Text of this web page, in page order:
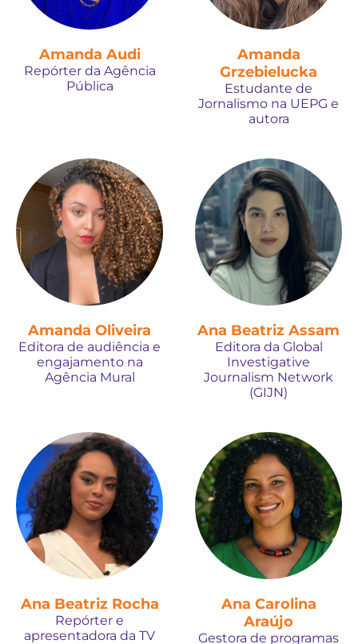
Amanda Audi
Repórter da Agência
Pública
Amanda
Grzebielucka
Estudante de
Jornalismo na UEPG e
autora
Amanda Oliveira
Editora de audiência e
engajamento na
Agência Mural
Ana Beatriz Assam
Editora da Global
Investigative
Journalism Network
(GIJN)
Ana Beatriz Rocha
Repórter e
apresentadora da TV
Ana Carolina
Araújo
Gestora de programas